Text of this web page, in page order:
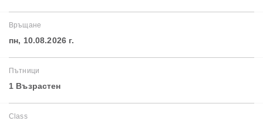
Връщане
пн, 10.08.2026 г.
Пътници
1 Възрастен
Class